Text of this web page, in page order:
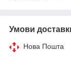
Умови
Нова Пошта